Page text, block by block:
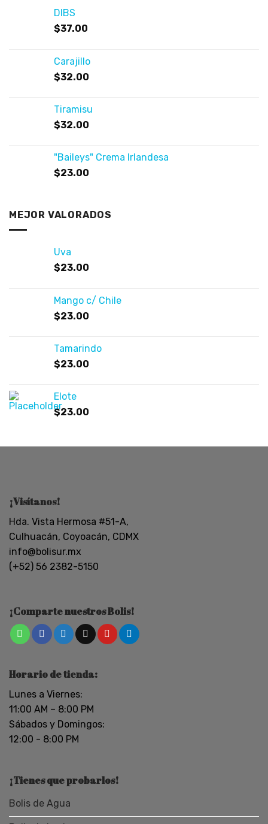
DIBS
$37.00
Carajillo
$32.00
Tiramisu
$32.00
"Baileys" Crema Irlandesa
$23.00
MEJOR VALORADOS
Uva
$23.00
Mango c/ Chile
$23.00
Tamarindo
$23.00
Elote
$23.00
¡Visítanos!
Hda. Vista Hermosa #51-A,
Culhuacán, Coyoacán, CDMX
info@bolisur.mx
(+52) 56 2382-5150
¡Comparte nuestros Bolis!
Horario de tienda:
Lunes a Viernes:
11:00 AM – 8:00 PM
Sábados y Domingos:
12:00 - 8:00 PM
¡Tienes que probarlos!
Bolis de Agua